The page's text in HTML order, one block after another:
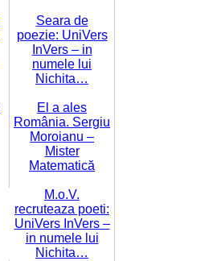
Seara de
poezie: UniVers
InVers – in
numele lui
Nichita…
El a ales
România. Sergiu
Moroianu –
Mister
Matematică
M.o.V.
recruteaza poeti:
UniVers InVers –
in numele lui
Nichita…